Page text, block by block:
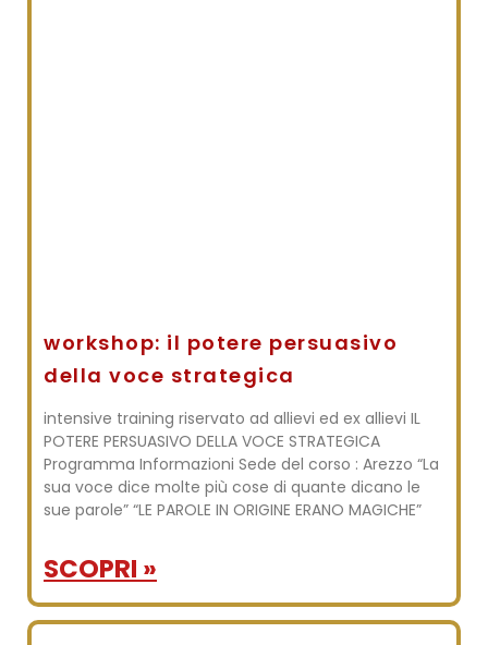
workshop: il potere persuasivo
della voce strategica
intensive training riservato ad allievi ed ex allievi IL
POTERE PERSUASIVO DELLA VOCE STRATEGICA
Programma Informazioni Sede del corso : Arezzo “La
sua voce dice molte più cose di quante dicano le
sue parole” “LE PAROLE IN ORIGINE ERANO MAGICHE”
SCOPRI »